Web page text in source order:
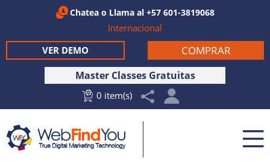
Chatea o Llama al +57 601-3819068
Internacional
Master Classes Gratuitas
0 item(s)
COMPRAR
VER DEMO